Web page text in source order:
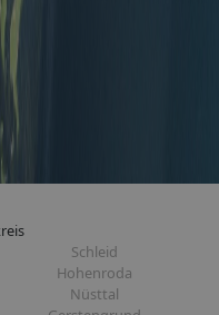
Schleid
Hohenroda
Nüsttal